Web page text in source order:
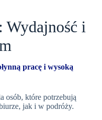
Wydajność i
pracę i wysoką
osób, które potrzebują
jak i w podróży.